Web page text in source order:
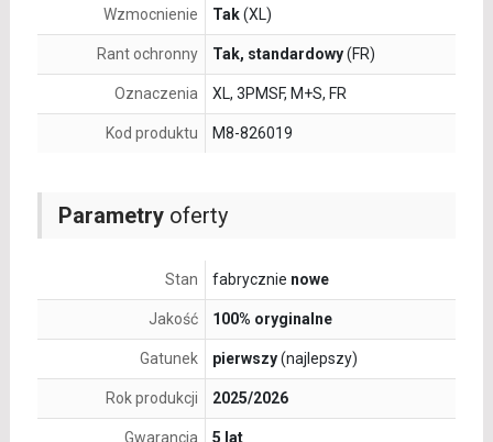
Parametryoferty
Stan fabrycznie nowe
Jakość 100% oryginalne
Gatunek pierwszy(najlepszy)
Rok produkcji 2025/2026
Gwarancja 5 lat
Wzmocnienie Tak(XL)
Rant ochronny Tak, standardowy(FR)
Oznaczenia XL, 3PMSF, M+S, FR
Kod produktu M8-826019